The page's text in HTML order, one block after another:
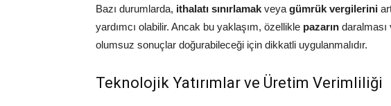
Bazı durumlarda, ithalatı sınırlamak veya gümrük vergilerini
yardımcı olabilir. Ancak bu yaklaşım, özellikle pazarın daralması
olumsuz sonuçlar doğurabileceği için dikkatli uygulanmalıdır.
Teknolojik Yatırımlar ve Üretim Verimliliği